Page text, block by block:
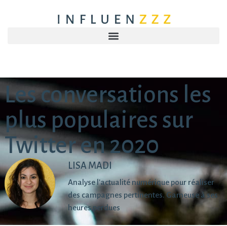
Les conversations les
plus populaires sur
Twitter en 2020
LISA MADI
Analyse l'actualité numérique pour réaliser
des campagnes pertinentes. Gameuse à ses
heures perdues